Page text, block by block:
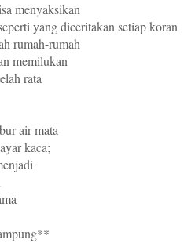
menyaksikan
yang diceritakan setiap koran
rumah-rumah
memilukan
rata
air mata
kaca;